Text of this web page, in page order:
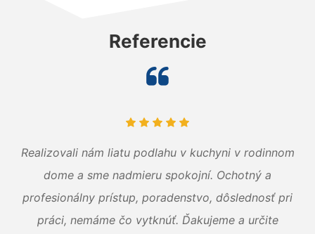
Referencie
Realizovali nám liatu podlahu v kuchyni v rodinnom
dome a sme nadmieru spokojní. Ochotný a
profesionálny prístup, poradenstvo, dôslednosť pri
práci, nemáme čo vytknúť. Ďakujeme a určite